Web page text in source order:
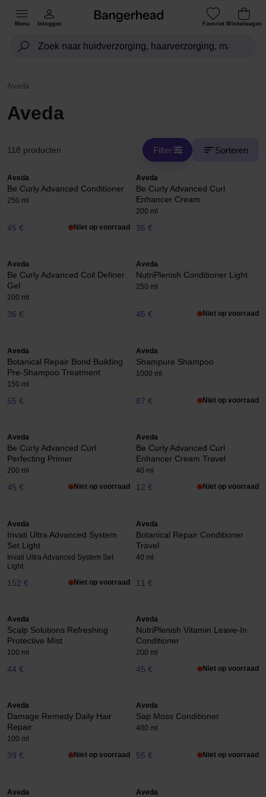
Menu Inloggen Favoriet Winkelwagen
Aveda
Aveda
118 producten Filter Sorteren
Aveda
Be Curly Advanced Conditioner
250 ml
45 € Niet op voorraad
Aveda
Be Curly Advanced Curl
Enhancer Cream
200 ml
36 €
Aveda
Be Curly Advanced Coil Definer
Gel
200 ml
36 €
Aveda
NutriPlenish Conditioner Light
250 ml
45 € Niet op voorraad
Aveda
Botanical Repair Bond Building
Pre-Shampoo Treatment
150 ml
55 €
Aveda
Shampure Shampoo
1000 ml
87 € Niet op voorraad
Aveda
Be Curly Advanced Curl
Perfecting Primer
200 ml
45 € Niet op voorraad
Aveda
Be Curly Advanced Curl
Enhancer Cream Travel
40 ml
12 € Niet op voorraad
Aveda
Invati Ultra Advanced System
Set Light
Invati Ultra Advanced System Set
Light
152 € Niet op voorraad
Aveda
Botanical Repair Conditioner
Travel
40 ml
11 €
Aveda
Scalp Solutions Refreshing
Protective Mist
100 ml
44 €
Aveda
NutriPlenish Vitamin Leave-In
Conditioner
200 ml
45 € Niet op voorraad
Aveda
Damage Remedy Daily Hair
Repair
100 ml
39 € Niet op voorraad
Aveda
Sap Moss Conditioner
400 ml
55 € Niet op voorraad
Aveda Aveda